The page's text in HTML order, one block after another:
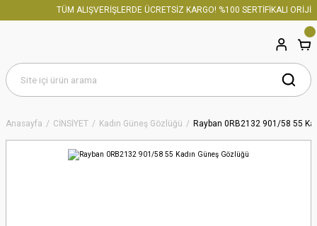
TÜM ALIŞVERİŞLERDE ÜCRETSİZ KARGO! %100 SERTİFİKALI
Anasayfa CİNSİYET Kadın Güneş Gözlüğü Rayban 0RB2132 901/58 55